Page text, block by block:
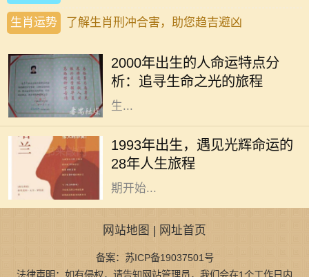
生肖运势 了解生肖刑冲合害，助您趋吉避凶
2000年出生的人命运特点分
析：追寻生命之光的旅程
2000年是一个特别的年份，这一年出
独特的命运特征和生活经历。在此篇
文章中，我们将深入探讨2000年出
生...
1993年出生，遇见光辉命运的
28年人生旅程
每个人的出生日期都有其独特的命
运，而19770108这个日期不仅仅是
一个简单的数字，它承载着一个独特
灵魂的故事与经历。从这个特定的日
期开始...
网站地图 | 网址首页
备案：苏ICP备19037501号